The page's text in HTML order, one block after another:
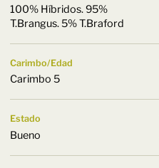
100% Híbridos. 95%
T.Brangus. 5% T.Braford
Carimbo/Edad
Carimbo 5
Estado
Bueno